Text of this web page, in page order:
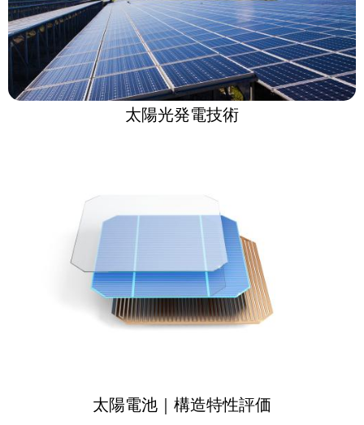
太陽光発電技術
太陽電池｜構造特性評価